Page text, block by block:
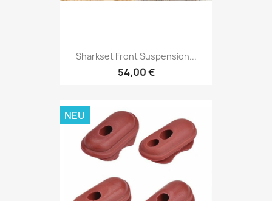
Sharkset Front Suspension...
54,00 €
NEU